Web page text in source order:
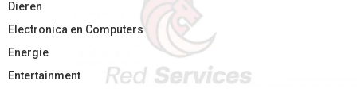
Dieren
Electronica en Computers
Energie
Entertainment